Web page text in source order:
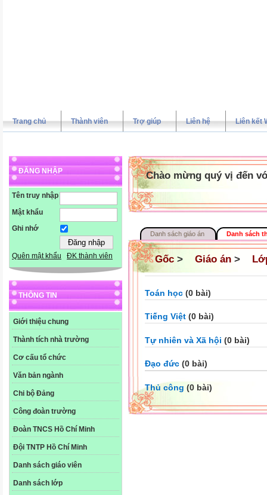
Trang chủ Thành viên Trợ giúp Liên hệ Liên kết
ĐĂNG NHẬP
Tên truy nhập
Mật khẩu
Ghi nhớ
Quên mật khẩu ĐK thành viên
THÔNG TIN
Giới thiệu chung
Thành tích nhà trường
Cơ cấu tổ chức
Văn bản ngành
Chi bộ Đảng
Công đoàn trường
Đoàn TNCS Hồ Chí Minh
Đội TNTP Hồ Chí Minh
Danh sách giáo viên
Danh sách lớp
Chào mừng quý vị đến
Danh sách giáo án Danh sách
Gốc > Giáo án >
Toán học (0 bài)
Tiếng Việt (0 bài)
Tự nhiên và Xã hội (0 bài)
Đạo đức (0 bài)
Thủ công (0 bài)